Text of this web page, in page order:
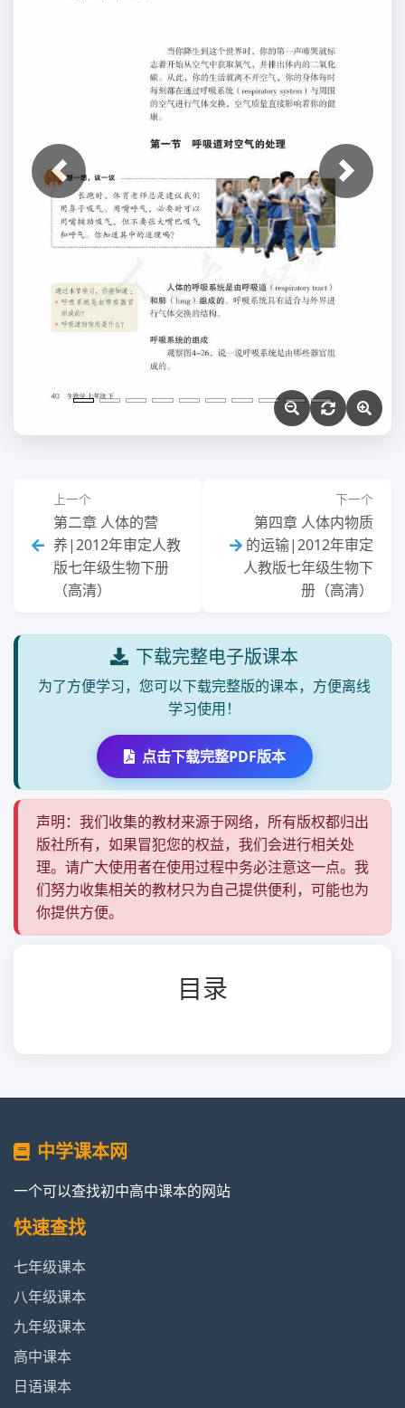
上一张 下一张
上一个
第二章 人体的营
养|2012年审定人教
版七年级生物下册
（高清）
下一个
第四章 人体内物质
的运输|2012年审定
人教版七年级生物下
册（高清）
下载完整电子版课本
为了方便学习，您可以下载完整版的课本，方便离线
学习使用！
点击下载完整PDF版本
声明：我们收集的教材来源于网络，所有版权都归出
版社所有，如果冒犯您的权益，我们会进行相关处
理。请广大使用者在使用过程中务必注意这一点。我
们努力收集相关的教材只为自己提供便利，可能也为
你提供方便。
目录
中学课本网
一个可以查找初中高中课本的网站
快速查找
七年级课本
八年级课本
九年级课本
高中课本
日语课本